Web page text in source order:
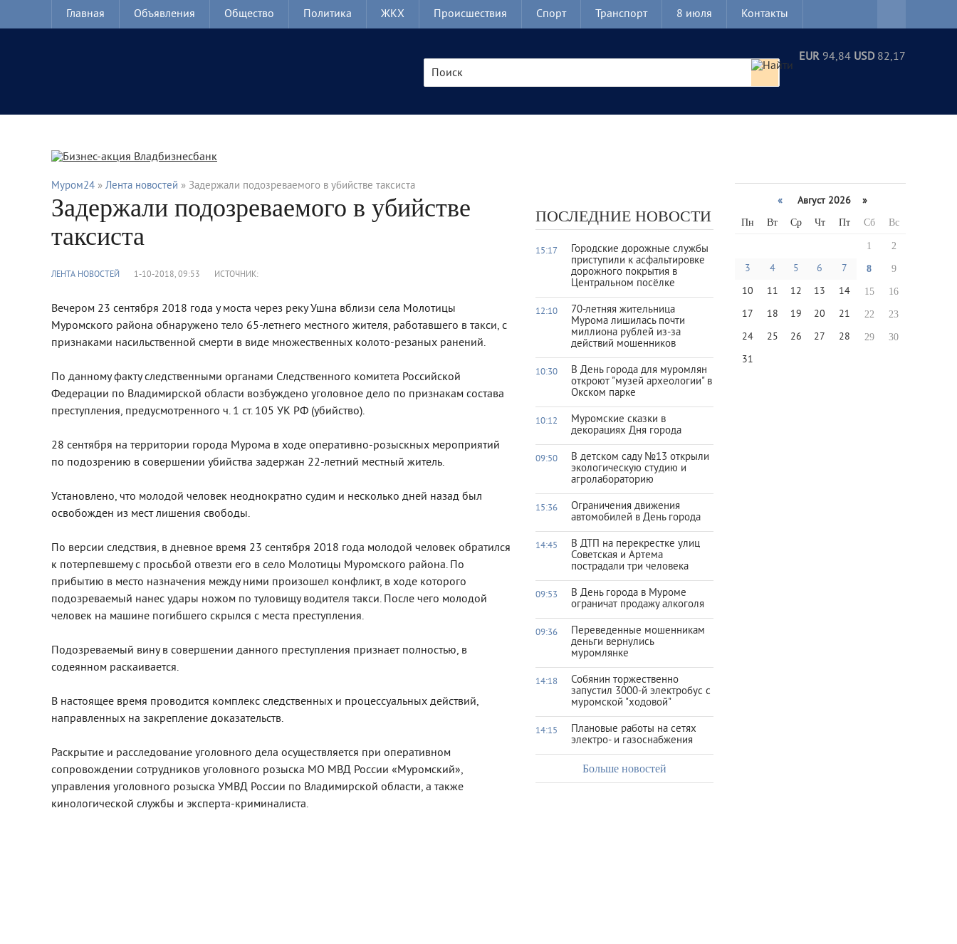
Главная Объявления Общество Политика ЖКХ Происшествия Спорт Транспорт 8 июля Контакты
EUR 94,84 USD82,17
Муром24 » Лента новостей » Задержали подозреваемого в убийстве таксиста
Задержали подозреваемого в убийстве
таксиста
ЛЕНТА НОВОСТЕЙ 1-10-2018, 09:53 ИСТОЧНИК:
Вечером 23 сентября 2018 года у моста через реку Ушна вблизи села Молотицы
Муромского района обнаружено тело 65-летнего местного жителя, работавшего в такси, с
признаками насильственной смерти в виде множественных колото-резаных ранений.
По данному факту следственными органами Следственного комитета Российской
Федерации по Владимирской области возбуждено уголовное дело по признакам состава
преступления, предусмотренного ч. 1 ст. 105 УК РФ (убийство).
28 сентября на территории города Мурома в ходе оперативно-розыскных мероприятий
по подозрению в совершении убийства задержан 22-летний местный житель.
Установлено, что молодой человек неоднократно судим и несколько дней назад был
освобожден из мест лишения свободы.
По версии следствия, в дневное время 23 сентября 2018 года молодой человек обратился
к потерпевшему с просьбой отвезти его в село Молотицы Муромского района. По
прибытию в место назначения между ними произошел конфликт, в ходе которого
подозреваемый нанес удары ножом по туловищу водителя такси. После чего молодой
человек на машине погибшего скрылся с места преступления.
Подозреваемый вину в совершении данного преступления признает полностью, в
содеянном раскаивается.
В настоящее время проводится комплекс следственных и процессуальных действий,
направленных на закрепление доказательств.
Раскрытие и расследование уголовного дела осуществляется при оперативном
сопровождении сотрудников уголовного розыска МО МВД России «Муромский»,
управления уголовного розыска УМВД России по Владимирской области, а также
кинологической службы и эксперта-криминалиста.
ПОСЛЕДНИЕ НОВОСТИ
15:17
Городские дорожные службы
приступили к асфальтировке
дорожного покрытия в
Центральном посёлке
12:10
70-летняя жительница
Мурома лишилась почти
миллиона рублей из-за
действий мошенников
10:30
В День города для муромлян
откроют "музей археологии" в
Окском парке
10:12
Муромские сказки в
декорациях Дня города
09:50
В детском саду №13 открыли
экологическую студию и
агролабораторию
15:36
Ограничения движения
автомобилей в День города
14:45
В ДТП на перекрестке улиц
Советская и Артема
пострадали три человека
09:53
В День города в Муроме
ограничат продажу алкоголя
09:36
Переведенные мошенникам
деньги вернулись
муромлянке
14:18
Собянин торжественно
запустил 3000-й электробус с
муромской "ходовой"
14:15
Плановые работы на сетях
электро- и газоснабжения
Больше новостей
« Август 2026 »
Пн Вт Ср Чт Пт Сб Вс
1 2
3 4 5 6 7 8 9
10 11 12 13 14 15 16
17 18 19 20 21 22 23
24 25 26 27 28 29 30
31